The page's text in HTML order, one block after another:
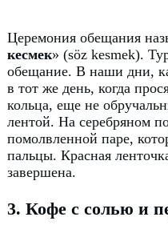
Церемония обещания
кесмек» (söz kesmek).
обещание. В наши дни,
в тот же день, когда
кольца, еще не
лентой. На серебряном
помолвленной паре,
пальцы. Красная
завершена.
3. Кофе с солью и